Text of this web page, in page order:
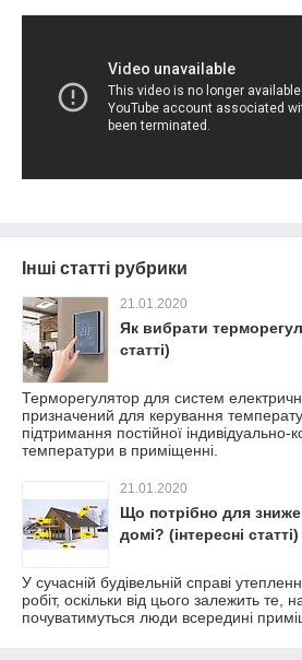
Інші статті рубрики
21.01.2020
Як вибрати
статті)
Терморегулятор для систем
призначений для керування
підтримання постійної індивідуально-
температури в приміщенні.
21.01.2020
Що потрібно для
домі? (інтересні статті)
У сучасній будівельній справі
робіт, оскільки від цього залежить те,
почуватимуться люди всередині